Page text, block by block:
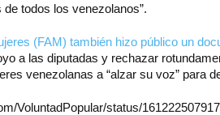
todos los venezolanos”.
(FAM) también hizo público un
a las diputadas y rechazar
venezolanas a “alzar su voz” para
VoluntadPopular/status/